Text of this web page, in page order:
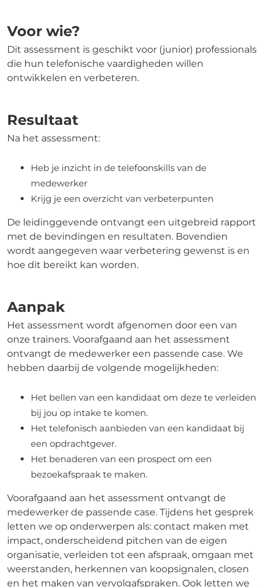
Voor wie?
Dit assessment is geschikt voor (junior) professionals
die hun telefonische vaardigheden willen
ontwikkelen en verbeteren.
Resultaat
Na het assessment:
Heb je inzicht in de telefoonskills van de
medewerker
Krijg je een overzicht van verbeterpunten
De leidinggevende ontvangt een uitgebreid rapport
met de bevindingen en resultaten. Bovendien
wordt aangegeven waar verbetering gewenst is en
hoe dit bereikt kan worden.
Aanpak
Het assessment wordt afgenomen door een van
onze trainers. Voorafgaand aan het assessment
ontvangt de medewerker een passende case. We
hebben daarbij de volgende mogelijkheden:
Het bellen van een kandidaat om deze te verleiden
bij jou op intake te komen.
Het telefonisch aanbieden van een kandidaat bij
een opdrachtgever.
Het benaderen van een prospect om een
bezoekafspraak te maken.
Voorafgaand aan het assessment ontvangt de
medewerker de passende case. Tijdens het gesprek
letten we op onderwerpen als: contact maken met
impact, onderscheidend pitchen van de eigen
organisatie, verleiden tot een afspraak, omgaan met
weerstanden, herkennen van koopsignalen, closen
en het maken van vervolgafspraken. Ook letten we